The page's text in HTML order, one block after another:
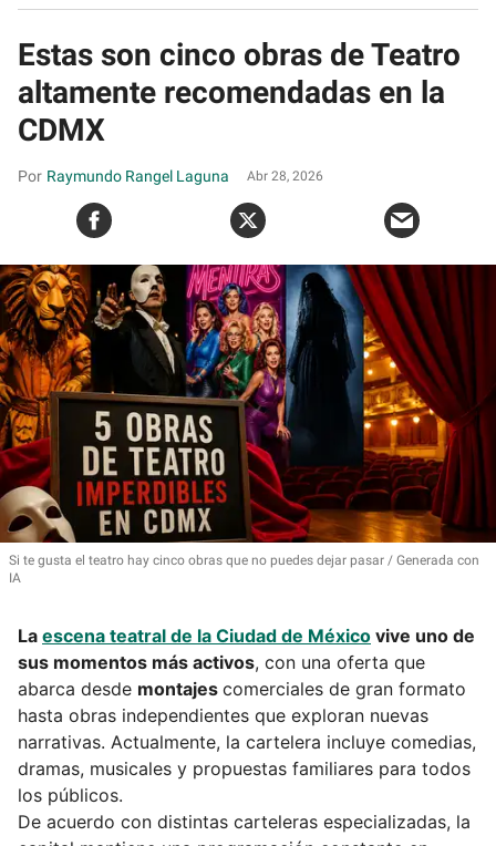
Estas son cinco obras de Teatro
altamente recomendadas en la
CDMX
Raymundo Rangel Laguna Abr 28, 2026
Si te gusta el teatro hay cinco obras que no puedes dejar pasar
Generada con
IA
La escena teatral de la Ciudad de México vive uno de
sus momentos más activos, con una oferta que
abarca desde montajes comerciales de gran formato
hasta obras independientes que exploran nuevas
narrativas. Actualmente, la cartelera incluye comedias,
dramas, musicales y propuestas familiares para todos
los públicos.
De acuerdo con distintas carteleras especializadas, la